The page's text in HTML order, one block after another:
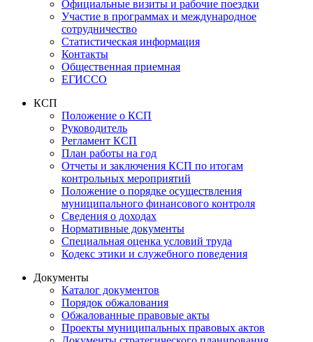
Официальные визиты и рабочие поездки
Участие в программах и международное
сотрудничество
Статистическая информация
Контакты
Общественная приемная
ЕГИССО
КСП
Положение о КСП
Руководитель
Регламент КСП
План работы на год
Отчеты и заключения КСП по итогам
контрольных мероприятий
Положение о порядке осуществления
муниципального финансового контроля
Сведения о доходах
Нормативные документы
Специальная оценка условий труда
Кодекс этики и служебного поведения
Документы
Каталог документов
Порядок обжалования
Обжалованные правовые акты
Проекты муниципальных правовых актов